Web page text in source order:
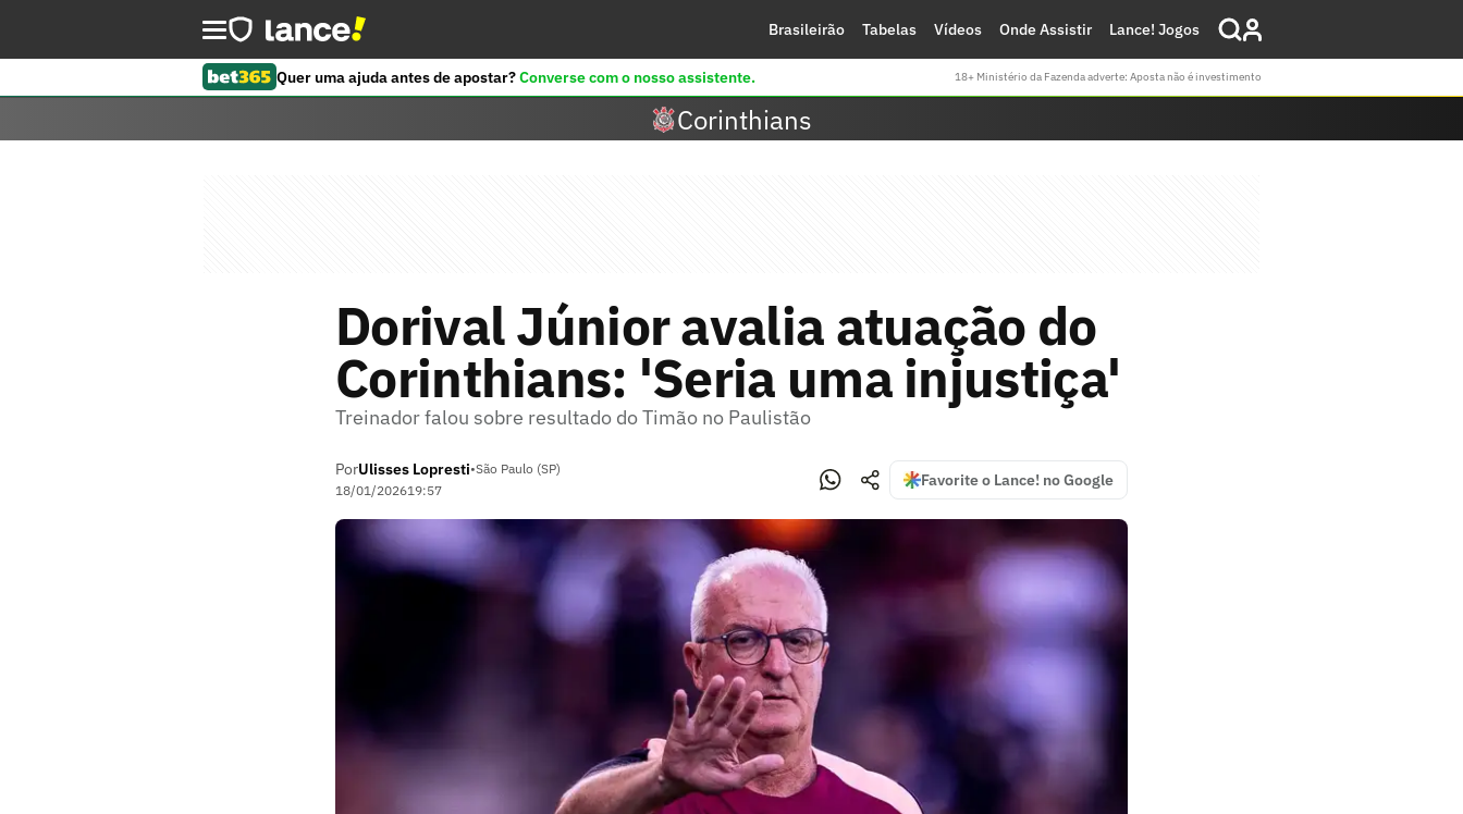
Brasileirão Tabelas Vídeos Onde Assistir Lance! Jogos
Quer uma ajuda antes de apostar?Converse com o nosso assistente. 18+ Ministério da Fazenda adverte: Aposta não é investimento
Corinthians
Dorival Júnior avalia atuação do
Corinthians: 'Seria uma injustiça'
Treinador falou sobre resultado do Timão no Paulistão
PorUlisses Lopresti•São Paulo (SP)
18/01/202619:57
Favorite o Lance! no Google